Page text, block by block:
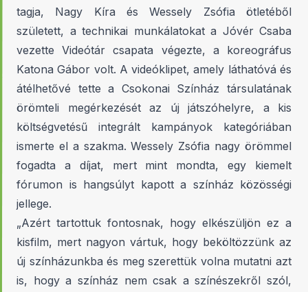
tagja, Nagy Kíra és Wessely Zsófia ötletéből
született, a technikai munkálatokat a Jóvér Csaba
vezette Videótár csapata végezte, a koreográfus
Katona Gábor volt. A videóklipet, amely láthatóvá és
átélhetővé tette a Csokonai Színház társulatának
örömteli megérkezését az új játszóhelyre, a kis
költségvetésű integrált kampányok kategóriában
ismerte el a szakma. Wessely Zsófia nagy örömmel
fogadta a díjat, mert mint mondta, egy kiemelt
fórumon is hangsúlyt kapott a színház közösségi
jellege.
„Azért tartottuk fontosnak, hogy elkészüljön ez a
kisfilm, mert nagyon vártuk, hogy beköltözzünk az
új színházunkba és meg szerettük volna mutatni azt
is, hogy a színház nem csak a színészekről szól,